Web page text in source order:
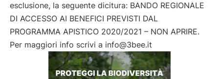
esclusione, la seguente dicitura: BANDO REGIONALE
DI ACCESSO AI BENEFICI PREVISTI DAL
PROGRAMMA APISTICO 2020/2021 – NON APRIRE.
Per maggiori info scrivi a info@3bee.it